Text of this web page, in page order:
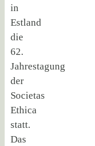
in
Estland
die
62.
Jahrestagung
der
Societas
Ethica
statt.
Das